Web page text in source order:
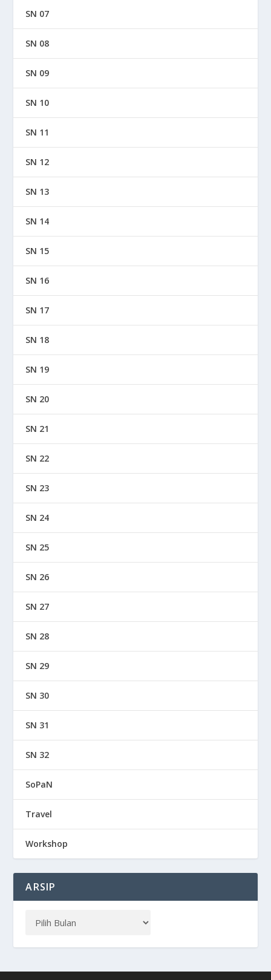
SN 07
SN 08
SN 09
SN 10
SN 11
SN 12
SN 13
SN 14
SN 15
SN 16
SN 17
SN 18
SN 19
SN 20
SN 21
SN 22
SN 23
SN 24
SN 25
SN 26
SN 27
SN 28
SN 29
SN 30
SN 31
SN 32
SoPaN
Travel
Workshop
ARSIP